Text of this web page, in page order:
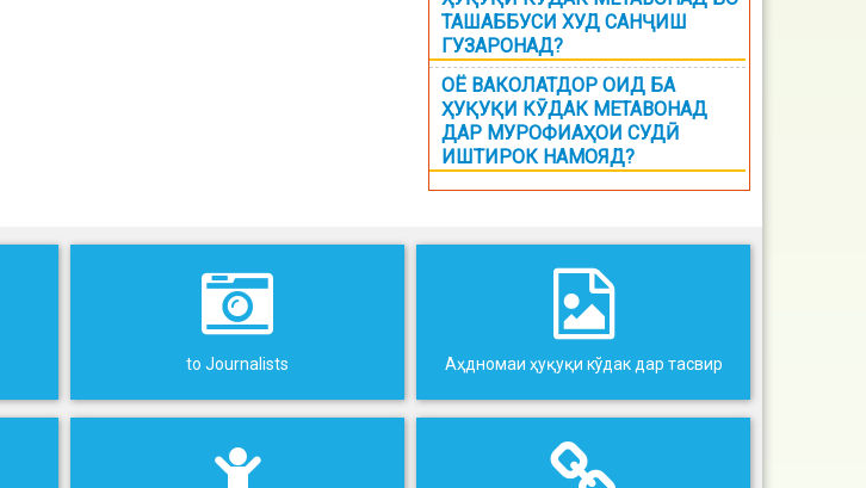
ТАШАББУСИ ХУД САНҶИШ
ГУЗАРОНАД?
ОЁ ВАКОЛАТДОР ОИД БА
ҲУҚУҚИ КӮДАК МЕТАВОНАД
ДАР МУРОФИАҲОИ СУДӢ
ИШТИРОК НАМОЯД?
to Journalists Аҳдномаи ҳуқуқи кўдак дар тасвир